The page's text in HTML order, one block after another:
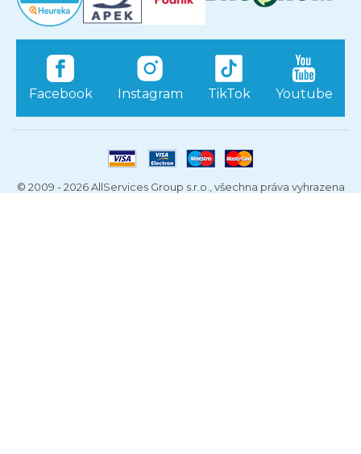
Facebook Instagram TikTok Youtube
© 2009 - 2026 AllServices Group s.r.o., všechna práva vyhrazena